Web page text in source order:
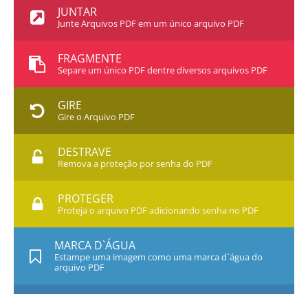
JUNTAR
Junte Arquivos PDF em um único arquivo PDF
FRAGMENTE
Separe um único PDF dentre diversos arquivos PDF
GIRE
Gire o Arquivo PDF
DESTRAVE
Remova a proteção por senha do PDF
PROTEGER
Proteja o arquivo PDF adicionando senha no PDF
MARCA D`ÁGUA
Estampe uma imagem como uma marca d`água do
arquivo PDF